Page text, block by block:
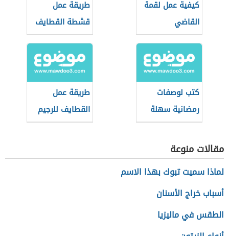
كيفية عمل لقمة
القاضي
طريقة عمل
قشطة القطايف
كتب لوصفات
رمضانية سهلة
وسريعة
طريقة عمل
القطايف للرجيم
مقالات منوعة
لماذا سميت تبوك بهذا الاسم
أسباب خراج الأسنان
الطقس في ماليزيا